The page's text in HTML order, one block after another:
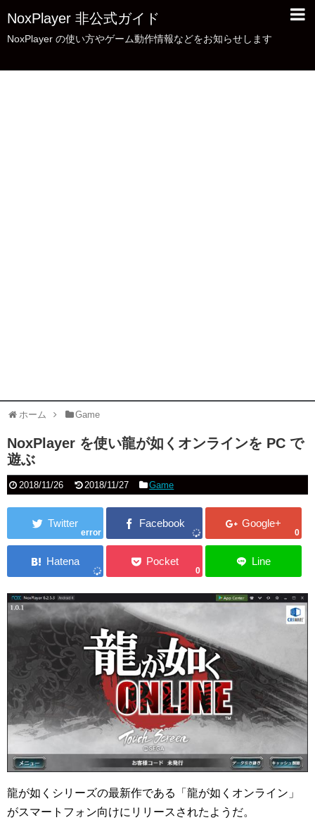
NoxPlayer 非公式ガイド
NoxPlayer の使い方やゲーム動作情報などをお知らせします
ホーム Game
NoxPlayer を使い龍が如くオンラインを PC で
遊ぶ
2018/11/26 2018/11/27 Game
error 0
0
龍が如くシリーズの最新作である「龍が如くオンライン」
がスマートフォン向けにリリースされたようだ。